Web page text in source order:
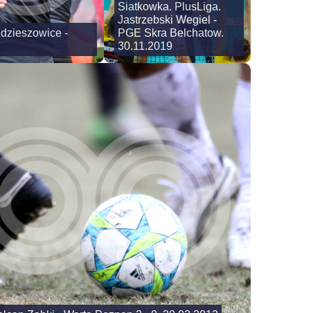
-
Siatkowka. PlusLiga.
Jastrzebski Wegiel -
PGE Skra Belchatow.
30.11.2019